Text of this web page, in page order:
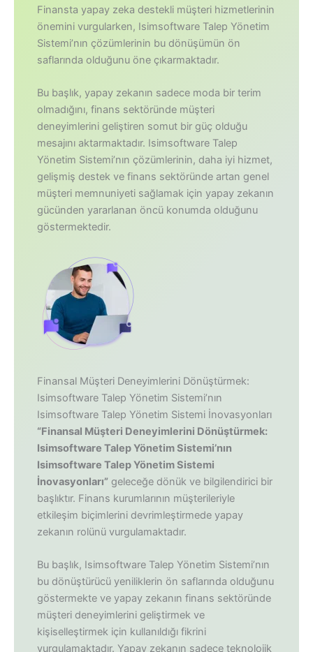
Finansta yapay zeka destekli müşteri hizmetlerinin
önemini vurgularken, Isimsoftware Talep Yönetim
Sistemi’nın çözümlerinin bu dönüşümün ön
saflarında olduğunu öne çıkarmaktadır.
Bu başlık, yapay zekanın sadece moda bir terim
olmadığını, finans sektöründe müşteri
deneyimlerini geliştiren somut bir güç olduğu
mesajını aktarmaktadır. Isimsoftware Talep
Yönetim Sistemi’nın çözümlerinin, daha iyi hizmet,
gelişmiş destek ve finans sektöründe artan genel
müşteri memnuniyeti sağlamak için yapay zekanın
gücünden yararlanan öncü konumda olduğunu
göstermektedir.
Finansal Müşteri Deneyimlerini Dönüştürmek:
Isimsoftware Talep Yönetim Sistemi’nın
Isimsoftware Talep Yönetim Sistemi İnovasyonları
“Finansal Müşteri Deneyimlerini Dönüştürmek:
Isimsoftware Talep Yönetim Sistemi’nın
Isimsoftware Talep Yönetim Sistemi
İnovasyonları”geleceğe dönük ve bilgilendirici bir
başlıktır. Finans kurumlarının müşterileriyle
etkileşim biçimlerini devrimleştirmede yapay
zekanın rolünü vurgulamaktadır.
Bu başlık, Isimsoftware Talep Yönetim Sistemi’nın
bu dönüştürücü yeniliklerin ön saflarında olduğunu
göstermekte ve yapay zekanın finans sektöründe
müşteri deneyimlerini geliştirmek ve
kişiselleştirmek için kullanıldığı fikrini
vurgulamaktadır. Yapay zekanın sadece teknolojik